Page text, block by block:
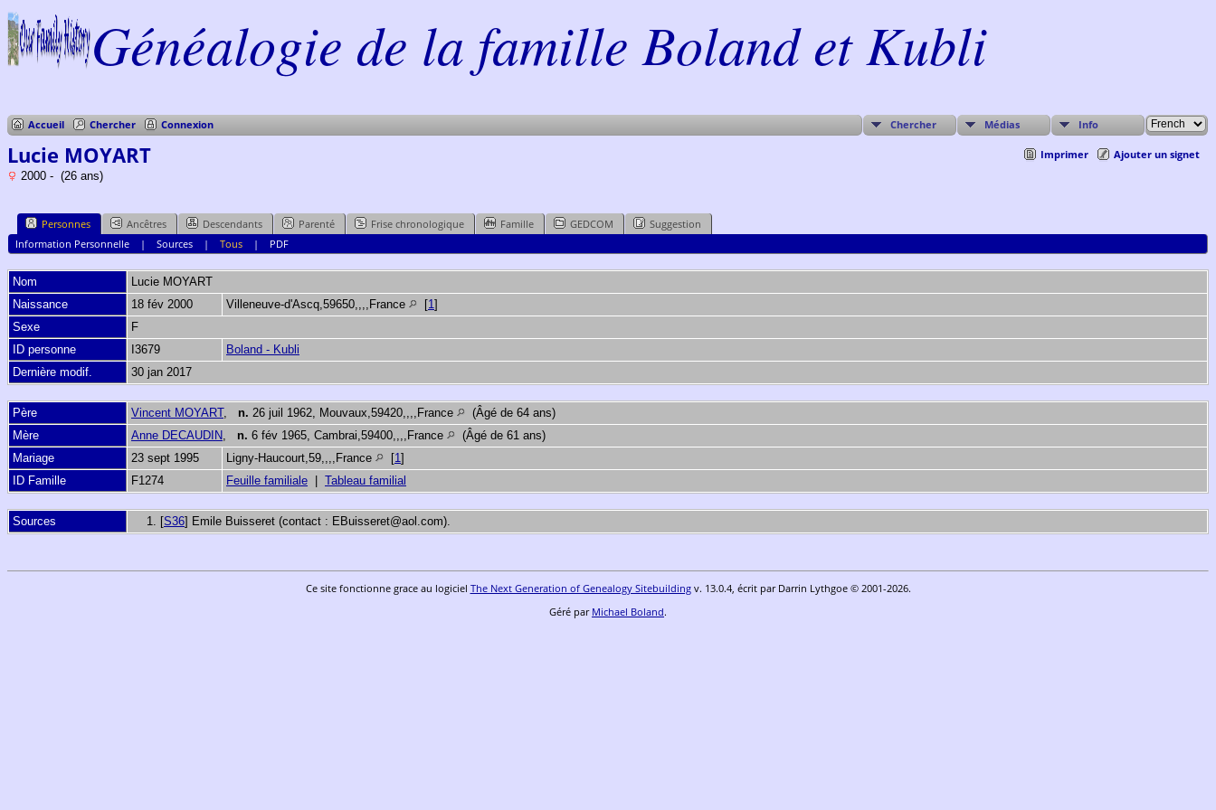
Généalogie de la famille Boland et Kubli
Accueil Chercher Connexion Chercher Médias Info
Imprimer Ajouter un signet
Lucie MOYART
2000 - (26 ans)
Personnes Ancêtres Descendants Parenté Frise chronologique Famille GEDCOM
Suggestion
Information Personnelle| Sources| Tous| PDF
Nom Lucie MOYART
Naissance
18 fév 2000 Villeneuve-d'Ascq,59650,,,,France [1]
Sexe
F
ID personne
I3679
Boland - Kubli
Dernière modif.
30 jan 2017
Père Vincent MOYART, n. 26 juil 1962, Mouvaux,59420,,,,France
(Âgé de 64 ans)
Mère
Anne DECAUDIN, n. 6 fév 1965, Cambrai,59400,,,,France
(Âgé de 61 ans)
Mariage
23 sept 1995 Ligny-Haucourt,59,,,,France [1]
ID Famille
F1274 Feuille familiale Tableau familial
Sources [S36] Emile Buisseret (contact : EBuisseret@aol.com).
Ce site fonctionne grace au logiciel The Next Generation of Genealogy Sitebuildingv. 13.0.4, écrit par Darrin Lythgoe © 2001-2026.
Géré par Michael Boland.